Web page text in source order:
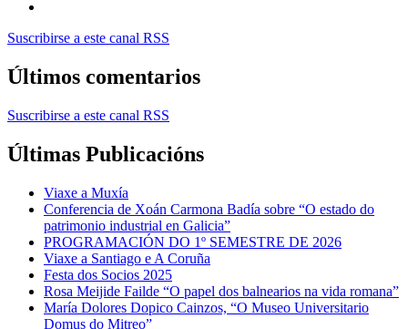
Suscribirse a este canal RSS
Últimos comentarios
Suscribirse a este canal RSS
Últimas Publicacións
Viaxe a Muxía
Conferencia de Xoán Carmona Badía sobre “O estado do
patrimonio industrial en Galicia”
PROGRAMACIÓN DO 1º SEMESTRE DE 2026
Viaxe a Santiago e A Coruña
Festa dos Socios 2025
Rosa Meijide Failde “O papel dos balnearios na vida romana”
María Dolores Dopico Cainzos, “O Museo Universitario
Domus do Mitreo”